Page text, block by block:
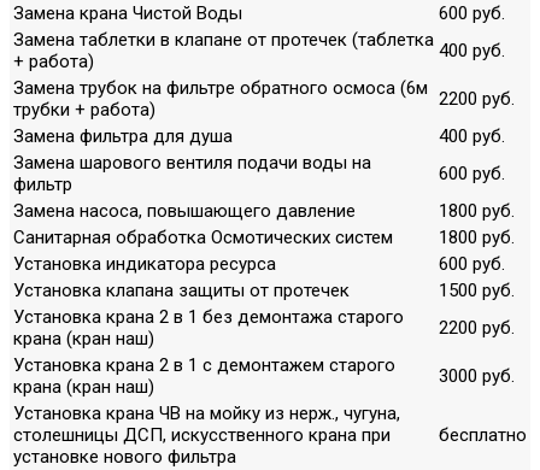
Замена крана Чистой Воды
600 руб.
Замена таблетки в клапане от протечек (таблетка
+ работа)
400 руб.
Замена трубок на фильтре обратного осмоса (6м
трубки + работа)
2200 руб.
Замена фильтра для душа
400 руб.
Замена шарового вентиля подачи воды на
фильтр
600 руб.
Замена насоса, повышающего давление
1800 руб.
Санитарная обработка Осмотических систем
1800 руб.
Установка индикатора ресурса
600 руб.
Установка клапана защиты от протечек
1500 руб.
Установка крана 2 в 1 без демонтажа старого
крана (кран наш)
2200 руб.
Установка крана 2 в 1 с демонтажем старого
крана (кран наш)
3000 руб.
Установка крана ЧВ на мойку из нерж., чугуна,
столешницы ДСП, искусственного крана при
установке нового фильтра
бесплатно